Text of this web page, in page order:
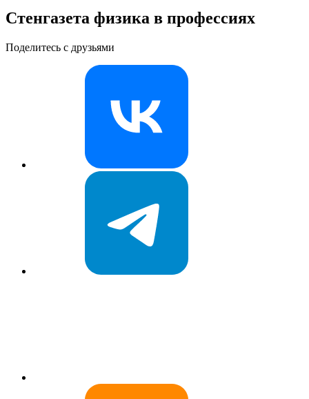
Стенгазета физика в профессиях
Поделитесь с друзьями